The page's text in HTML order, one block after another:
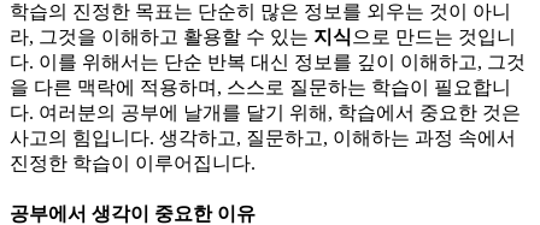
학습의 진정한 목표는 단순히 많은 정보를 외우는 것이 아니
라, 그것을 이해하고 활용할 수 있는 지식 으로 만드는 것입니
다. 이를 위해서는 단순 반복 대신 정보를 깊이 이해하고, 그것
을 다른 맥락에 적용하며, 스스로 질문하는 학습이 필요합니
다. 여러분의 공부에 날개를 달기 위해, 학습에서 중요한 것은
사고의 힘입니다. 생각하고, 질문하고, 이해하는 과정 속에서
진정한 학습이 이루어집니다.
공부에서 생각이 중요한 이유